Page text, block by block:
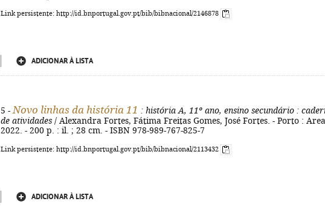
Link persistente: http://id.bnportugal.gov.pt/bib/bibnacional/2146878
ADICIONAR À LISTA
5 - Novo linhas da história 11 : história A, 11º ano, ensino secundário :
de atividades / Alexandra Fortes, Fátima Freitas Gomes, José Fortes. - Porto :
2022. - 200 p. : il. ; 28 cm. - ISBN 978-989-767-825-7
Link persistente: http://id.bnportugal.gov.pt/bib/bibnacional/2113432
ADICIONAR À LISTA